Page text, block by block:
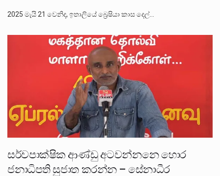
2025 මැයි 21 වෙනිද, ඉතාලියේ බ්‍රෙෂියා කාස දෙල්…
සර්වපාක්ෂික ආණ්ඩු අටවන්නනෙ හොර
ජනාධිපති සුජාත කරන්න – සේනාධීර